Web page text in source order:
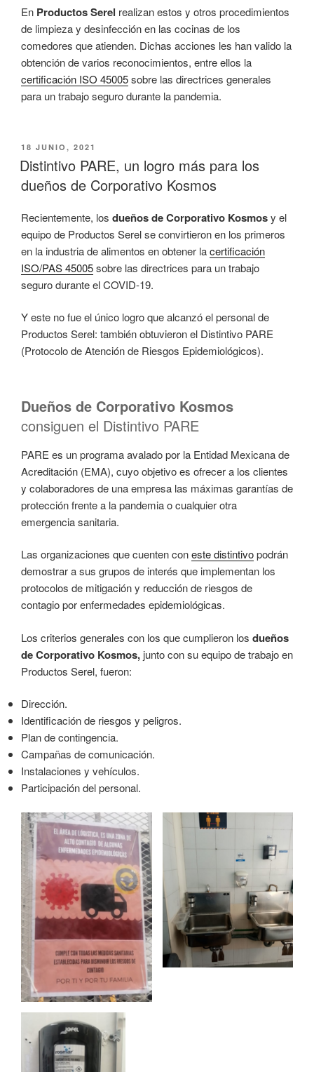
En Productos Serel realizan estos y otros procedimientos
de limpieza y desinfección en las cocinas de los
comedores que atienden. Dichas acciones les han valido la
obtención de varios reconocimientos, entre ellos la
certificación ISO 45005sobre las directrices generales
para un trabajo seguro durante la pandemia.
PUBLICADO
EL
18 JUNIO, 2021
Distintivo PARE, un logro más para los
dueños de Corporativo Kosmos
Recientemente, los dueños de Corporativo Kosmosy el
equipo de Productos Serel se convirtieron en los primeros
en la industria de alimentos en obtener lacertificación
ISO/PAS 45005sobre las directrices para un trabajo
seguro durante el COVID-19.
Y este no fue el único logro que alcanzó el personal de
Productos Serel: también obtuvieron el Distintivo PARE
(Protocolo de Atención de Riesgos Epidemiológicos).
Dueños de Corporativo Kosmos
consiguen el Distintivo PARE
PARE es un programa avalado por la Entidad Mexicana de
Acreditación (EMA), cuyo objetivo es ofrecer a los clientes
y colaboradores de una empresa las máximas garantías de
protección frente a la pandemia o cualquier otra
emergencia sanitaria.
Las organizaciones que cuenten coneste distintivopodrán
demostrar a sus grupos de interés que implementan los
protocolos de mitigación y reducción de riesgos de
contagio por enfermedades epidemiológicas.
Los criterios generales con los que cumplieron los dueños
de Corporativo Kosmos, junto con su equipo de trabajo en
Productos Serel, fueron:
Dirección.
Identificación de riesgos y peligros.
Plan de contingencia.
Campañas de comunicación.
Instalaciones y vehículos.
Participación del personal.